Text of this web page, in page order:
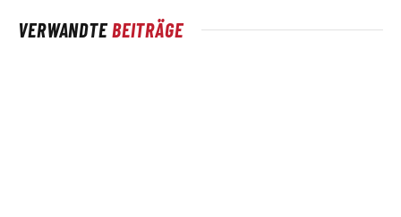
VERWANDTEBEITRÄGE